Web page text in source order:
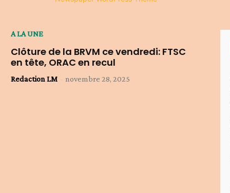
A LA UNE
Clôture de la BRVM ce vendredi: FTSC
en tête, ORAC en recul
Redaction LM - novembre 28, 2025